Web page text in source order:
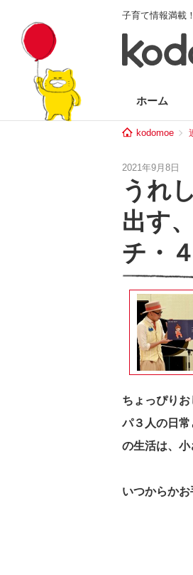
子育て情報満載
ホーム
kodomoe
2021年9月8日
うれ
出す
チ・４
ちょっぴり
パ３人の日常
の生活は、小
いつからかお